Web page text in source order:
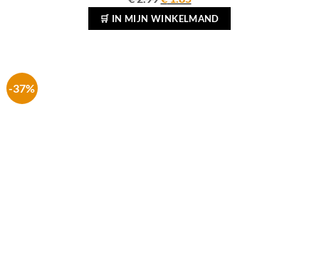
prijs
was:
prijs
is:
🛒 IN MIJN WINKELMAND
-37%